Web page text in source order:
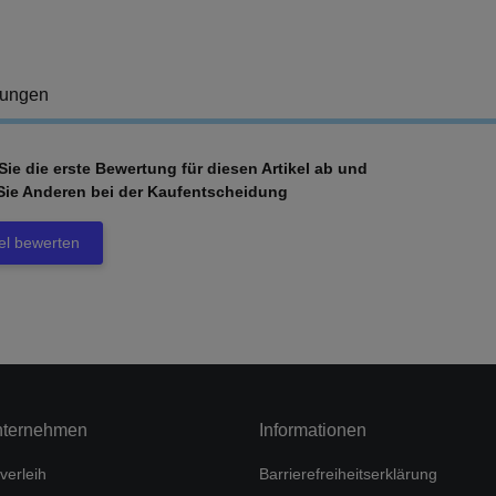
die erste Bewertung für diesen Artikel ab und
Anderen bei der Kaufentscheidung
bewerten
Informationen
Barrierefreiheitserklärung